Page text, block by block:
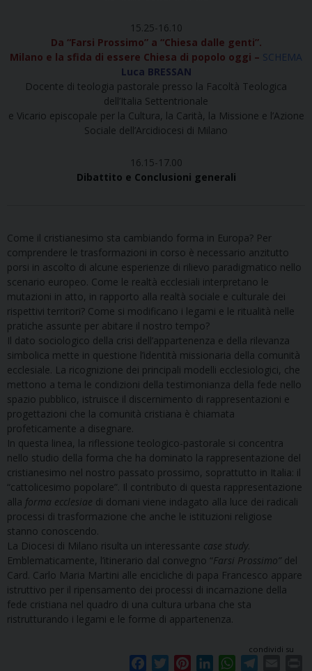
15.25-16.10
Da “Farsi Prossimo” a “Chiesa dalle genti”.
Milano e la sfida di essere Chiesa di popolo oggi – SCHEMA
Luca BRESSAN
Docente di teologia pastorale presso la Facoltà Teologica
dell’Italia Settentrionale
e Vicario episcopale per la Cultura, la Carità, la Missione e l’Azione
Sociale dell’Arcidiocesi di Milano
16.15-17.00
Dibattito e Conclusioni generali
Come il cristianesimo sta cambiando forma in Europa? Per
comprendere le trasformazioni in corso è necessario anzitutto
porsi in ascolto di alcune esperienze di rilievo paradigmatico nello
scenario europeo. Come le realtà ecclesiali interpretano le
mutazioni in atto, in rapporto alla realtà sociale e culturale dei
rispettivi territori? Come si modificano i legami e le ritualità nelle
pratiche assunte per abitare il nostro tempo?
Il dato sociologico della crisi dell’appartenenza e della rilevanza
simbolica mette in questione l’identità missionaria della comunità
ecclesiale. La ricognizione dei principali modelli ecclesiologici, che
mettono a tema le condizioni della testimonianza della fede nello
spazio pubblico, istruisce il discernimento di rappresentazioni e
progettazioni che la comunità cristiana è chiamata
profeticamente a disegnare.
In questa linea, la riflessione teologico-pastorale si concentra
nello studio della forma che ha dominato la rappresentazione del
cristianesimo nel nostro passato prossimo, soprattutto in Italia: il
“cattolicesimo popolare”. Il contributo di questa rappresentazione
alla forma ecclesiae di domani viene indagato alla luce dei radicali
processi di trasformazione che anche le istituzioni religiose
stanno conoscendo.
La Diocesi di Milano risulta un interessante case study.
Emblematicamente, l’itinerario dal convegno “Farsi Prossimo”del
Card. Carlo Maria Martini alle encicliche di papa Francesco appare
istruttivo per il ripensamento dei processi di incarnazione della
fede cristiana nel quadro di una cultura urbana che sta
ristrutturando i legami e le forme di appartenenza.
condividi su
W